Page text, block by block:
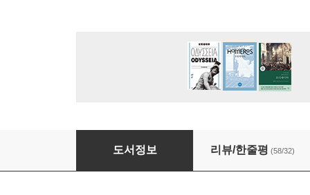
초예측, 부의 미래
도서정보 리뷰/한줄평 (58/32)